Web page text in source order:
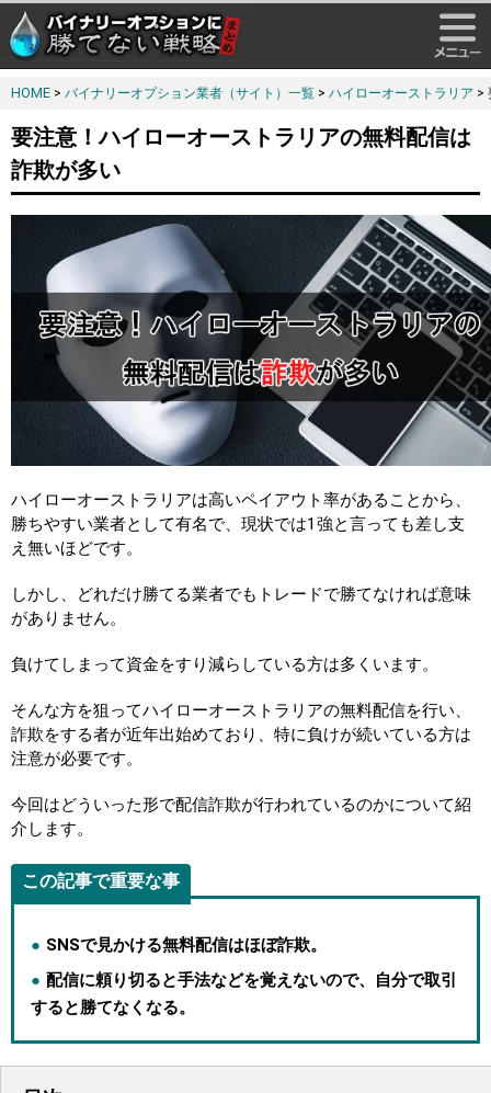
HOME > バイナリーオプション業者（サイト）一覧 > ハイローオーストラリア >
要注意！ハイローオーストラリアの無料配信は
詐欺が多い
ハイローオーストラリアは高いペイアウト率があることから、
勝ちやすい業者として有名で、現状では1強と言っても差し支
え無いほどです。
しかし、どれだけ勝てる業者でもトレードで勝てなければ意味
がありません。
負けてしまって資金をすり減らしている方は多くいます。
そんな方を狙ってハイローオーストラリアの無料配信を行い、
詐欺をする者が近年出始めており、特に負けが続いている方は
注意が必要です。
今回はどういった形で配信詐欺が行われているのかについて紹
介します。
この記事で重要な事
SNSで見かける無料配信はほぼ詐欺。
配信に頼り切ると手法などを覚えないので、自分で取引
すると勝てなくなる。